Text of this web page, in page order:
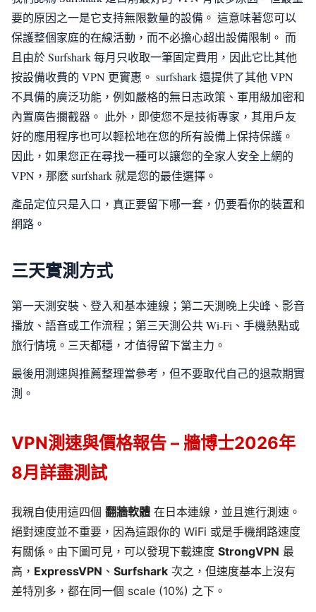
要的原因之一是它支持無限數量的設備。 這意味著您可以
保護整個家庭的在線活動，而不必擔心超出設備限制。 而
且由於 Surfshark 每月只收取一筆固定費用，因此它比其他
按設備收費的 VPN 更實惠。 surfshark 還提供了其他 VPN
不具備的廣泛功能，例如嚴格的無日志政策、軍用級加密和
內置廣告攔截器。 此外，即使您不是技術專家，其用戶友
好的應用程序也可以輕松地在您的所有設備上保持保護。
因此，如果您正在尋找一種可以讓您的全家人安全上網的
VPN，那麽 surfshark 就是您的最佳選擇。
產品定位只是入口，真正要留下哪一套，仍要看你的裝置和
網路。
三天實測方式
第一天測安裝、登入和基本連線；第二天測晚上尖峰、影音
播放、語音或工作流程；第三天測公共 Wi-Fi、手機熱點或
旅行情境。三天都穩，才值得留下當主力。
最後用測速與推薦整理當參考，但不要取代自己的退款期實
測。
VPN測速與價格報告 – 牆博士2026年
8月詳盡測試
我親自使用這四個 翻牆軟體 在日本連線，並且進行測速。
絕對速度並不重要，因為這跟你的 WiFi 或是手機網路速度
有關係。由下圖可見，可以發現下載速度 StrongVPN 最
高， ExpressVPN 、 Surfshark 次之，但速度基本上沒有
差特別多，都在同一個 scale (10%) 之下。